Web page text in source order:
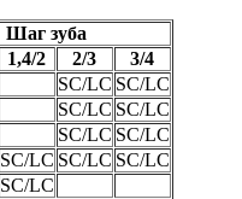
Шаг зуба
1,4/2 2/3
3/4
SC/LC SC/LC
SC/LC SC/LC
SC/LC SC/LC
SC/LC SC/LC SC/LC
SC/LC